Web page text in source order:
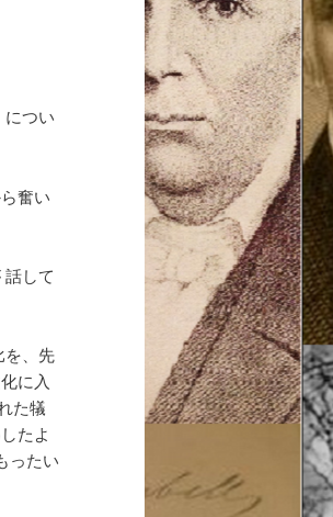
つい
奮い
して
を、先
に入
た犠
たよ
ったい